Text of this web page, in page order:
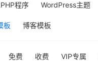
程序 WordPress主题
板 博客模板
免费 收费 VIP专属